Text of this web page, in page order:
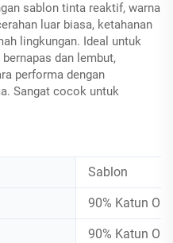
sablon tinta reaktif, warna
luar biasa, ketahanan
lingkungan. Ideal untuk
dan lembut,
performa dengan
Sangat cocok untuk
Sablon
90% Katun
90% Katun